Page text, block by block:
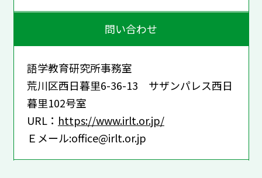
問い合わせ
語学教育研究所事務室
荒川区西日暮里6-36-13 サザンパレス西日
暮里102号室
URL： https://www.irlt.or.jp/
Ｅメール:office@irlt.or.jp